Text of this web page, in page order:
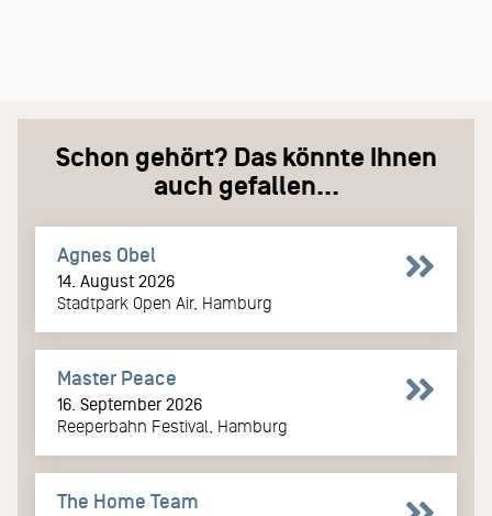
Schon gehört? Das könnte Ihnen
auch gefallen...
Agnes Obel
14. August 2026
Stadtpark Open Air, Hamburg
Master Peace
16. September 2026
Reeperbahn Festival, Hamburg
The Home Team